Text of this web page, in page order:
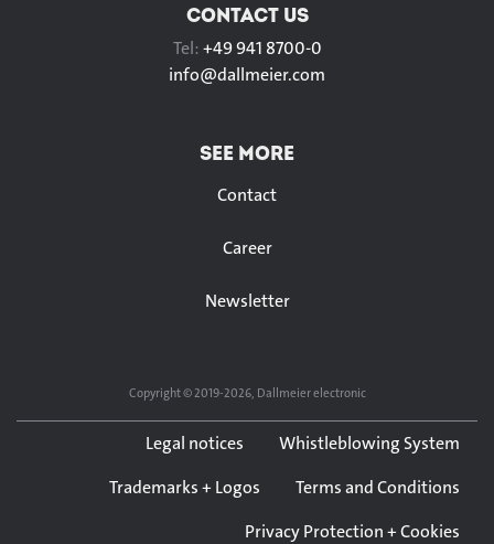
CONTACT US
Tel:+49 941 8700-0
info@dallmeier.com
SEE MORE
Contact
Career
Newsletter
Copyright © 2019-2026, Dallmeier electronic
Legal notices
Whistleblowing System
Trademarks + Logos
Terms and Conditions
Privacy Protection + Cookies